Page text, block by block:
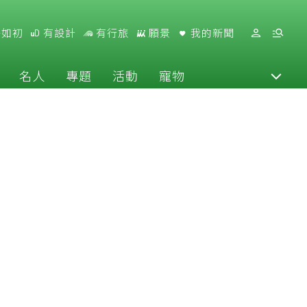
初 有設計 有行旅 願景 我的新聞
名人 專題 活動 寵物